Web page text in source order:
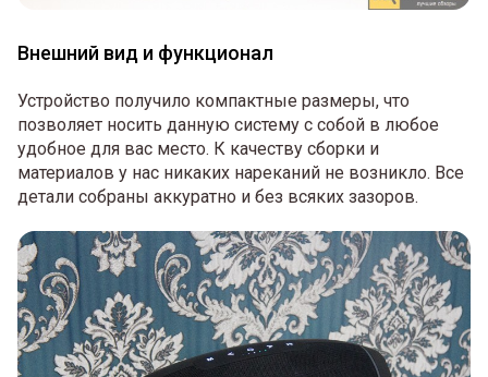
Внешний вид и функционал
Устройство получило компактные размеры, что
позволяет носить данную систему с собой в любое
удобное для вас место. К качеству сборки и
материалов у нас никаких нареканий не возникло. Все
детали собраны аккуратно и без всяких зазоров.